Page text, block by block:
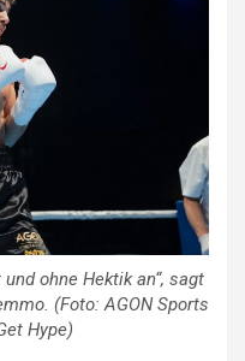
ohne Hektik an“, sagt
(Foto: AGON Sports
Hype)